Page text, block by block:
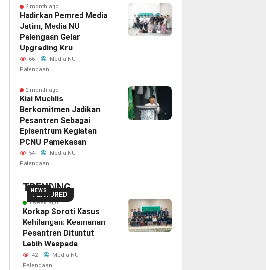
2 month ago
Hadirkan Pemred Media
Jatim, Media NU
Palengaan Gelar
Upgrading Kru
66
Media NU
Palengaan
2 month ago
Kiai Muchlis
Berkomitmen Jadikan
Pesantren Sebagai
Episentrum Kegiatan
PCNU Pamekasan
54
Media NU
Palengaan
FEATURED
NEWS
TRENDING
4 week ago
Korkap Soroti Kasus
Kehilangan: Keamanan
Pesantren Dituntut
Lebih Waspada‎
42
Media NU
Palengaan